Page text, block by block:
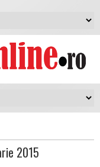
2015